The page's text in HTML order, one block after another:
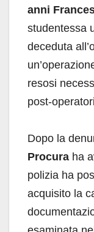
anni
studentessa
deceduta
resosi
post-
Dopo la
Procura ha
polizia ha
acquisito la